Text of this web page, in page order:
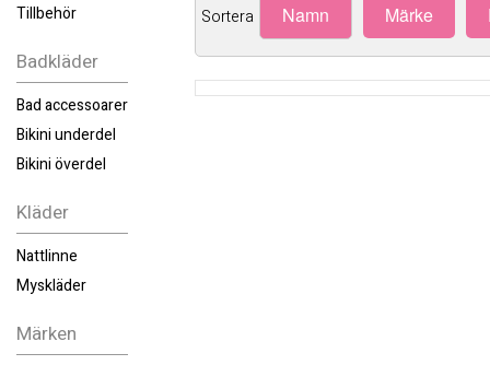
Tillbehör
Badkläder
Bad accessoarer
Bikini underdel
Bikini överdel
Kläder
Nattlinne
Myskläder
Märken
Sortera Namn Märke